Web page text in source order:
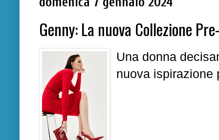
Genny: La nuova Collezione
Una donna
nuova